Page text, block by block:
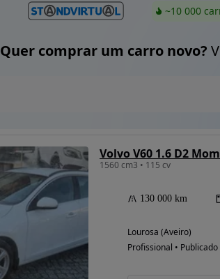
~10 000
Quer comprar um carro novo?
Volvo V60 1.6 D2
1560 cm3 • 115 cv
130 000 km
Lourosa (Aveiro)
Profissional • Publicado